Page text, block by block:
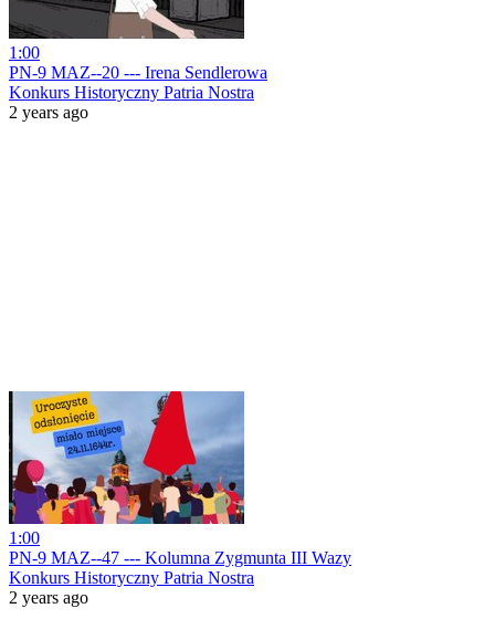
1:00
PN-9 MAZ--20 --- Irena Sendlerowa
Konkurs Historyczny Patria Nostra
2 years ago
1:00
PN-9 MAZ--47 --- Kolumna Zygmunta III Wazy
Konkurs Historyczny Patria Nostra
2 years ago